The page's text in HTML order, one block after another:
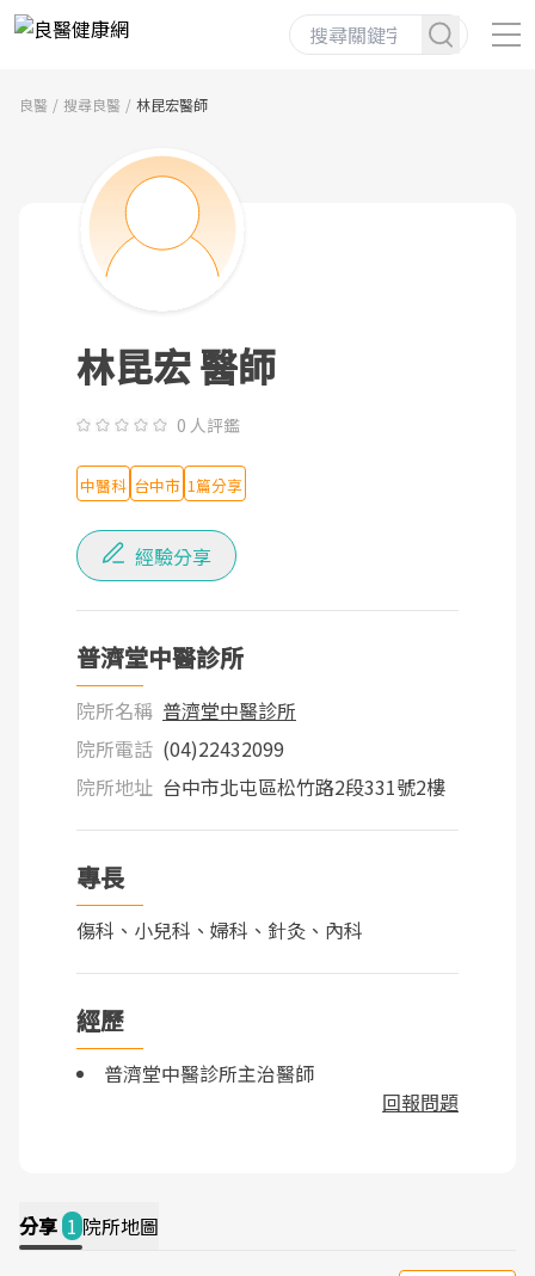
良醫 搜尋良醫 林昆宏醫師
林昆宏 醫師
0 人評鑑
中醫科 台中市 1篇分享
經驗分享
普濟堂中醫診所
院所名稱 普濟堂中醫診所
院所電話 (04)22432099
院所地址 台中市北屯區松竹路2段331號2樓
專長
傷科、小兒科、婦科、針灸、內科
經歷
普濟堂中醫診所主治醫師
回報問題
分享 1 院所地圖